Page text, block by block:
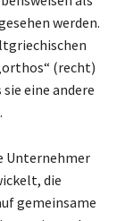
werden.
(recht)
eine andere
Unternehmer
die
gemeinsame